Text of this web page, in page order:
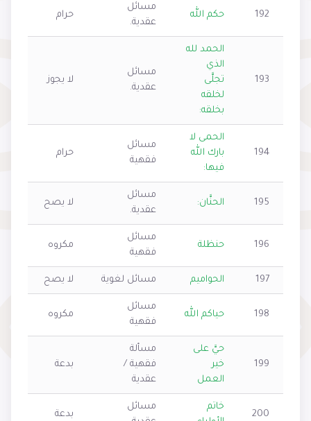
192 حكم الله
مسائل
عقدية.
حرام
193
الحمد لله
الذي
تجلَّى
لخلقه
بخلقه:
مسائل
عقدية.
لا يجوز
194
الحمى لا
بارك الله
فيها:
مسائل
فقهية
حرام
195 الحنَّان:
مسائل
عقدية.
لا يصح
196 حنظلة
مسائل
فقهية
مكروه
197 الحواميم مسائل لغوية لا يصح
198 حياكم الله
مسائل
فقهية
مكروه
199
حيَّ على
خير
العمل
مسألة
فقهية /
عقدية
بدعة
200
خاتم
مسائل
بدعة